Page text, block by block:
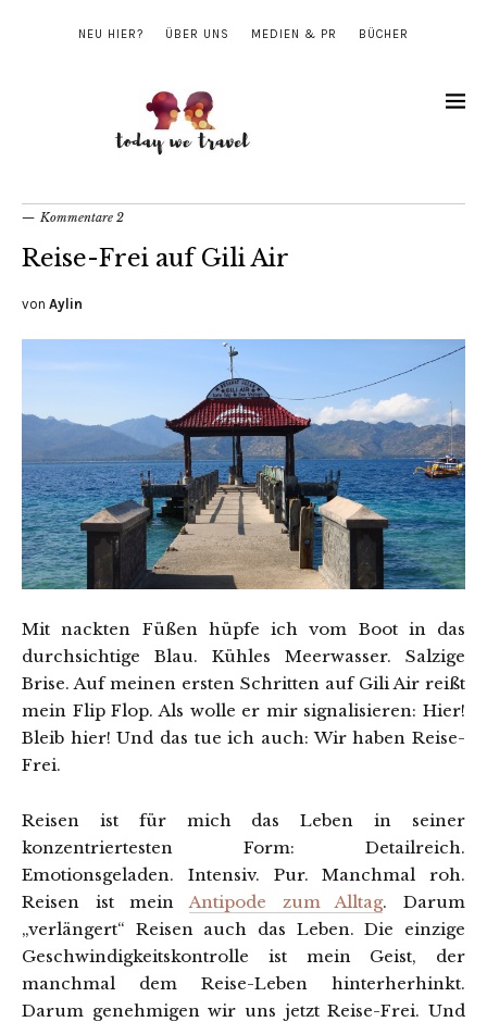
NEU HIER? ÜBER UNS MEDIEN & PR BÜCHER
Kommentare 2
Reise-Frei auf Gili Air
von Aylin
Mit nackten Füßen hüpfe ich vom Boot in das
durchsichtige Blau. Kühles Meerwasser. Salzige
Brise. Auf meinen ersten Schritten auf Gili Air reißt
mein Flip Flop. Als wolle er mir signalisieren: Hier!
Bleib hier! Und das tue ich auch: Wir haben Reise-
Frei.
Reisen ist für mich das Leben in seiner
konzentriertesten Form: Detailreich.
Emotionsgeladen. Intensiv. Pur. Manchmal roh.
Reisen ist mein Antipode zum Alltag. Darum
„verlängert“ Reisen auch das Leben. Die einzige
Geschwindigkeitskontrolle ist mein Geist, der
manchmal dem Reise-Leben hinterherhinkt.
Darum genehmigen wir uns jetzt Reise-Frei. Und